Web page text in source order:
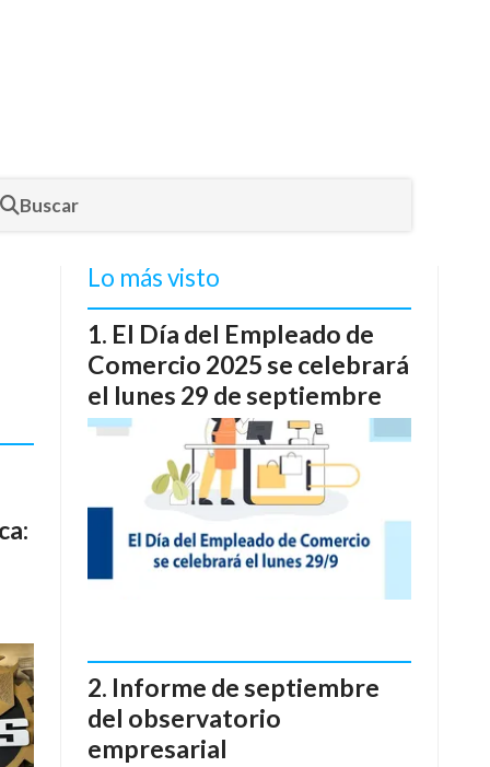
Buscar
Lo más visto
El Día del Empleado de
Comercio 2025 se celebrará
el lunes 29 de septiembre
Informe de septiembre
del observatorio
empresarial